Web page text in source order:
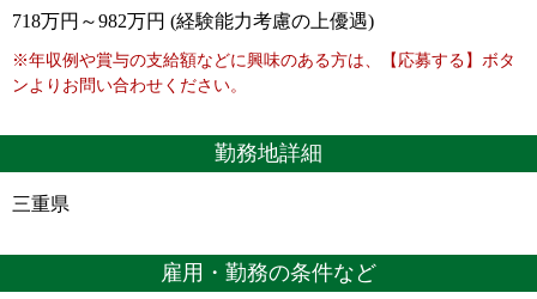
718万円～982万円 (経験能力考慮の上優遇)
※年収例や賞与の支給額などに興味のある方は、【応募する】ボタ
ンよりお問い合わせください。
勤務地詳細
三重県
雇用・勤務の条件など